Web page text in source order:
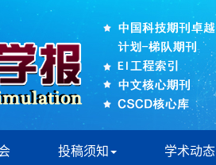
投稿须知 学术动态